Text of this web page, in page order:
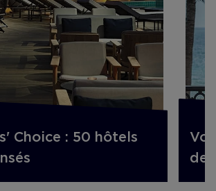
Choice : 50 hôtels
Vol
de